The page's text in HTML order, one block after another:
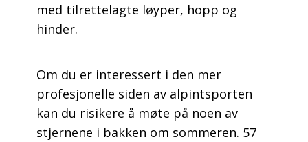
med tilrettelagte løyper, hopp og
hinder.
Om du er interessert i den mer
profesjonelle siden av alpintsporten
kan du risikere å møte på noen av
stjernene i bakken om sommeren. 57